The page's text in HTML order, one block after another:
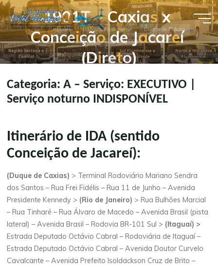
Pular
para
o
conteúdo
Guia de
Empresas
- Portal
RJ
1901T – Caxias x
Conceição de Jacareí
(Direto)
Página
inicial
Regiões Baixada Fluminense
Duque de Caxias
DC 4 / RJ 110 – Reginas
Categoria: A – Serviço: EXECUTIVO |
Serviço noturno INDISPONÍVEL
Itinerário de IDA (sentido
Conceição de Jacareí):
(Duque de Caxias) > Terminal Rodoviário Mariano Sendra
dos Santos – Rua Frei Fidélis – Rua 11 de Junho – Avenida
Presidente Kennedy > (Rio de Janeiro) > Rua Bulhões Marcial
– Rua Tinharé – Rua Álvaro de Macedo – Avenida Brasil (pista
lateral) – Avenida Brasil – Rodovia BR-101 Sul > (Itaguaí) >
Estrada Deputado Octávio Cabral – Rodoviária de Itaguaí –
Estrada Deputado Octávio Cabral – Avenida Doutor Curvelo
Cavalcante – Avenida Prefeito Isoldackson Cruz de Brito –